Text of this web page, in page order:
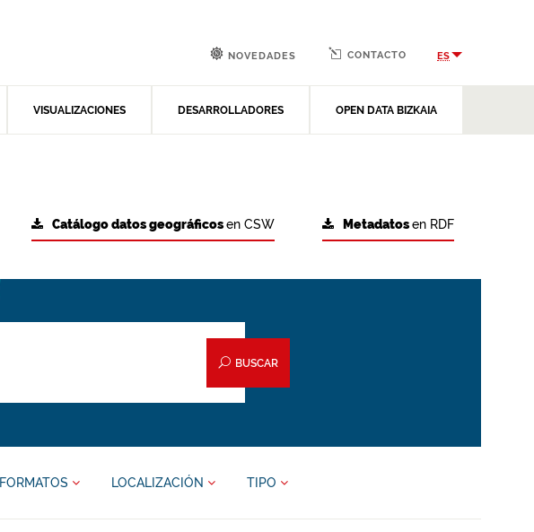
VISUALIZACIONES DESARROLLADORES OPEN DATA BIZKAIA
NOVEDADES CONTACTO ES
Metadatosen RDF
Catálogo datos geográficosen CSW
BUSCAR
FORMATOS LOCALIZACIÓN TIPO